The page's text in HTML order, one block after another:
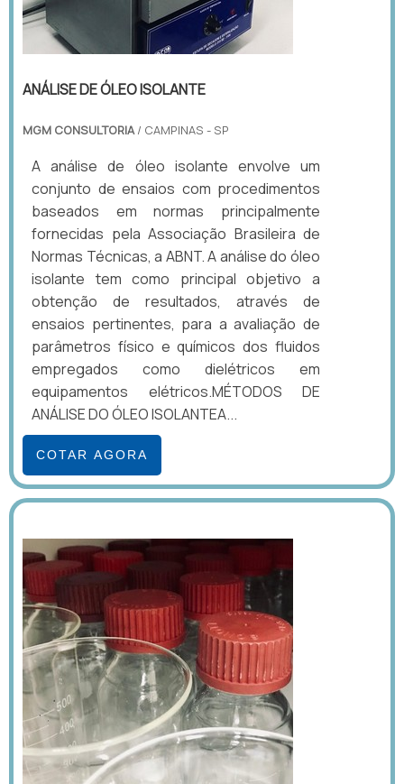
ANÁLISE DE ÓLEO ISOLANTE
MGM CONSULTORIA/ CAMPINAS - SP
A análise de óleo isolante envolve um
conjunto de ensaios com procedimentos
baseados em normas principalmente
fornecidas pela Associação Brasileira de
Normas Técnicas, a ABNT. A análise do óleo
isolante tem como principal objetivo a
obtenção de resultados, através de
ensaios pertinentes, para a avaliação de
parâmetros físico e químicos dos fluidos
empregados como dielétricos em
equipamentos elétricos.MÉTODOS DE
ANÁLISE DO ÓLEO ISOLANTEA...
COTAR AGORA